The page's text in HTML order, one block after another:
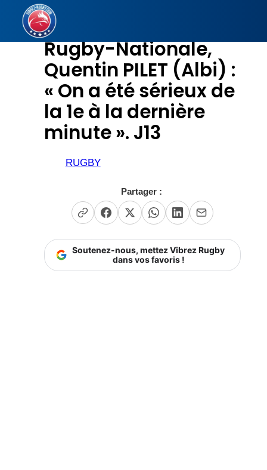
Aller
contenu Rugby-Nationale,
Quentin PILET (Albi) :
« On a été sérieux de
la 1e à la dernière
minute ». J13
RUGBY
Partager :
Soutenez-nous, mettez Vibrez Rugby
dans vos favoris !